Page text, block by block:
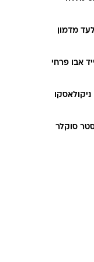
מדמון
אבו פרחי
ניקולאסקו
סוקלר